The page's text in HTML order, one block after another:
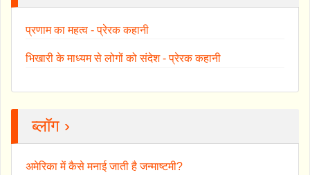
प्रणाम का महत्व - प्रेरक कहानी
भिखारी के माध्यम से लोगों को संदेश - प्रेरक कहानी
ब्लॉग ›
अमेरिका में कैसे मनाई जाती है जन्माष्टमी?